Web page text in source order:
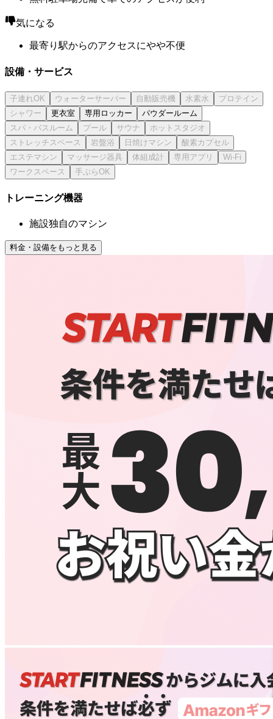
気になる
最寄り駅からのアクセスにやや不便
設備・サービス
更衣室 専用ロッカー パウダールーム
トレーニング機器
施設独自のマシン
料金・設備をもっと見る